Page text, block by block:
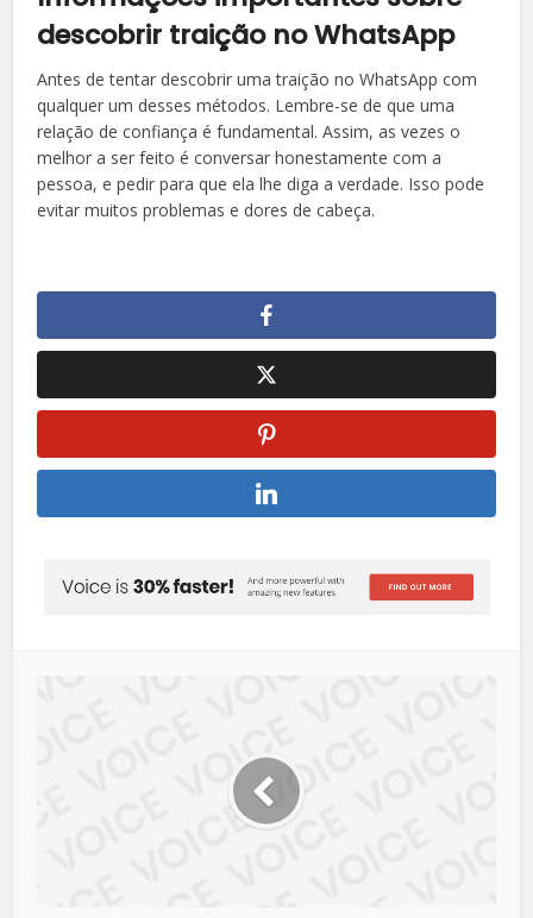
descobrir traição no WhatsApp
Antes de tentar descobrir uma traição no WhatsApp com
qualquer um desses métodos. Lembre-se de que uma
relação de confiança é fundamental. Assim, as vezes o
melhor a ser feito é conversar honestamente com a
pessoa, e pedir para que ela lhe diga a verdade. Isso pode
evitar muitos problemas e dores de cabeça.